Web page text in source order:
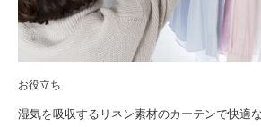
お役立ち
湿気を吸収するリネン素材のカーテンで快適